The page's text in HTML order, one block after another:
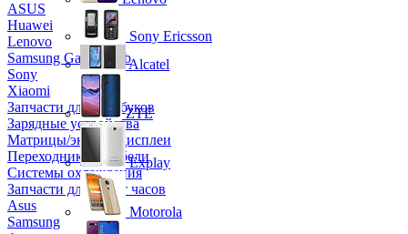
ASUS
Huawei
Lenovo
Samsung Galaxy Tab
Sony
Xiaomi
Запчасти для ноутбуков
Зарядные устройства
Матрицы/экраны/дисплеи
Переходники и кабели
Системы охлаждения
Запчасти для смарт часов
Asus
Samsung
Sony Ericsson
Alcatel
ZTE
Explay
Motorola